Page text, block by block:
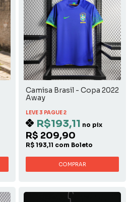
Camisa Brasil - Copa 2022
Away
LEVE 3 PAGUE 2
R$193,11 no pix
R$ 209,90
R$ 193,11 com Boleto
COMPRAR